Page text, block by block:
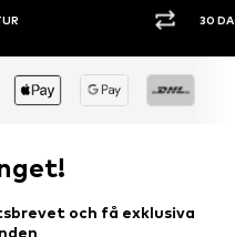
DAGARS ÖPPET KÖP
och få exklusiva